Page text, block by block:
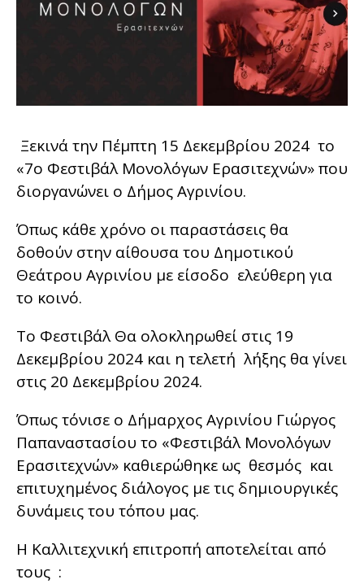
Ξεκινά την Πέμπτη 15 Δεκεμβρίου 2024 το
«7ο Φεστιβάλ Μονολόγων Ερασιτεχνών» που
διοργανώνει ο Δήμος Αγρινίου.
Όπως κάθε χρόνο οι παραστάσεις θα
δοθούν στην αίθουσα του Δημοτικού
Θεάτρου Αγρινίου με είσοδο ελεύθερη για
το κοινό.
Το Φεστιβάλ Θα ολοκληρωθεί στις 19
Δεκεμβρίου 2024 και η τελετή λήξης θα γίνει
στις 20 Δεκεμβρίου 2024.
Όπως τόνισε ο Δήμαρχος Αγρινίου Γιώργος
Παπαναστασίου τo «Φεστιβάλ Μονολόγων
Ερασιτεχνών» καθιερώθηκε ως θεσμός και
επιτυχημένος διάλογος με τις δημιουργικές
δυνάμεις του τόπου μας.
Η Καλλιτεχνική επιτροπή αποτελείται από
τους :